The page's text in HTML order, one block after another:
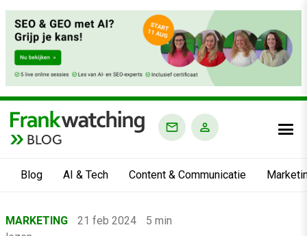
BLOG
Blog AI & Tech Content & Communicatie
›MARKETING 21 feb 2024
5 min